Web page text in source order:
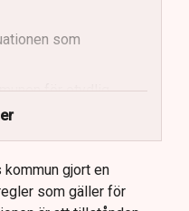
som
för otydlig
regler för
för
kommun gjort en
som gäller för